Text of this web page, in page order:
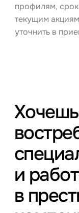
профилям,
текущим
уточнить в
и
в